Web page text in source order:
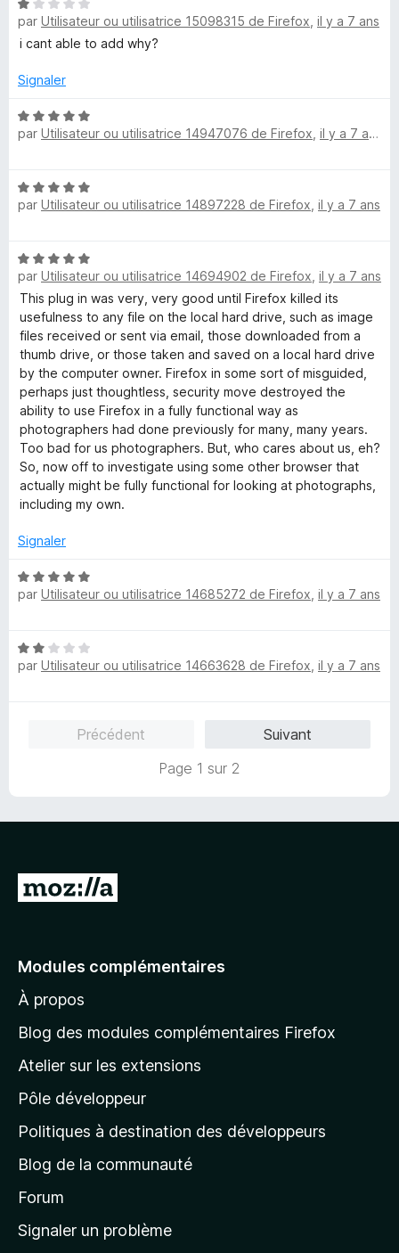
r
5
N
o
t
1
u
r
par Utilisateur ou utilisatrice 15098315 de Firefox il y a 7 ans
i cant able to add why?
Signaler
N
o
5
s
5
par Utilisateur ou utilisatrice 14947076 de Firefox il y a 7 ans
N
o
5
s
u
r
5
par Utilisateur ou utilisatrice 14897228 de Firefox il y a 7 ans
N
o
t
é
5
s
u
r
5
par Utilisateur ou utilisatrice 14694902 de Firefox il y a 7 ans
This plug in was very, very good until Firefox killed its
usefulness to any file on the local hard drive, such as image
files received or sent via email, those downloaded from a
thumb drive, or those taken and saved on a local hard drive
by the computer owner. Firefox in some sort of misguided,
perhaps just thoughtless, security move destroyed the
ability to use Firefox in a fully functional way as
photographers had done previously for many, many years.
Too bad for us photographers. But, who cares about us, eh?
So, now off to investigate using some other browser that
actually might be fully functional for looking at photographs,
including my own.
Signaler
N
o
5
s
par Utilisateur ou utilisatrice 14685272 de Firefox il y a 7 ans
N
o
par Utilisateur ou utilisatrice 14663628 de Firefox il y a 7 ans
Précédent
Suivant
Page 1 sur 2
A
e
à
l
p
a
g
d
a
Modules complémentaires
À propos
Blog des modules complémentaires Firefox
Atelier sur les extensions
Pôle développeur
Politiques à destination des développeurs
Blog de la communauté
Forum
Signaler un problème